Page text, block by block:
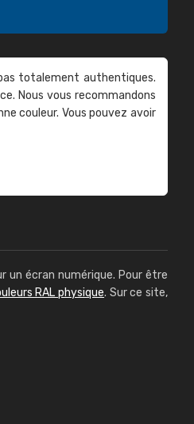
totalement authentiques.
Nous vous recommandons
couleur. Vous pouvez avoir
un écran numérique. Pour être
RAL physique. Sur ce site,